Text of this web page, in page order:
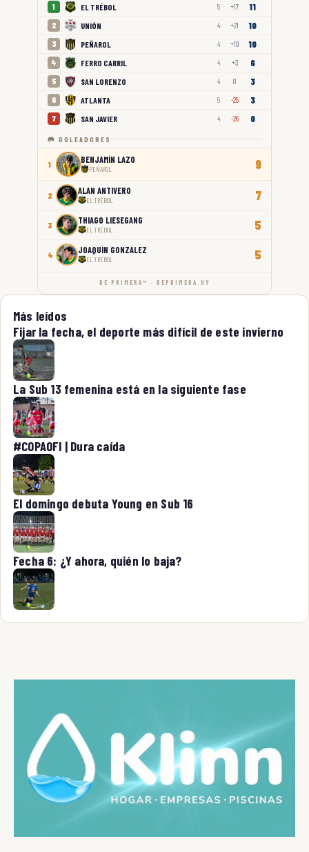
1 EL TRÉBOL 5 +17 11
2 UNIÓN 4 +21 10
3 PEÑAROL 4 +10 10
4 FERRO CARRIL 4 +3 6
5 SAN LORENZO 4 0 3
6 ATLANTA 5 -25 3
7 SAN JAVIER 4 -26 0
🥅 GOLEADORES
1 BENJAMÍN LAZO
PEÑAROL 9
2 ALAN ANTIVERO
EL TRÉBOL 7
3 THIAGO LIESEGANG
EL TRÉBOL 5
4 JOAQUÍN GONZÁLEZ
EL TRÉBOL 5
DE PRIMERA™ · DEPRIMERA.UY
Más leídos
Fijar la fecha, el deporte más difícil de este invierno
La Sub 13 femenina está en la siguiente fase
#COPAOFI | Dura caída
El domingo debuta Young en Sub 16
Fecha 6: ¿Y ahora, quién lo baja?